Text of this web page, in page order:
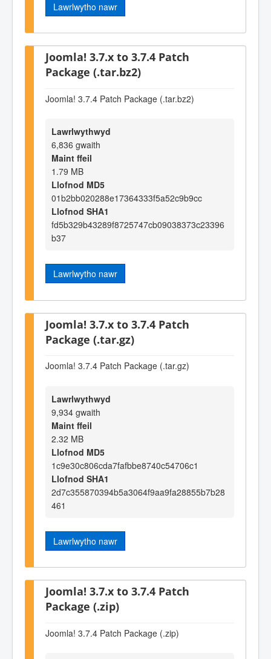
Lawrlwytho nawr
Joomla! 3.7.x to 3.7.4 Patch
Package (.tar.bz2)
Joomla! 3.7.4 Patch Package (.tar.bz2)
Lawrlwythwyd
6,836 gwaith
Maint ffeil
1.79 MB
Llofnod MD5
01b2bb020288e17364333f5a52c9b9cc
Llofnod SHA1
fd5b329b43289f8725747cb09038373c23396
b37
Lawrlwytho nawr
Joomla! 3.7.x to 3.7.4 Patch
Package (.tar.gz)
Joomla! 3.7.4 Patch Package (.tar.gz)
Lawrlwythwyd
9,934 gwaith
Maint ffeil
2.32 MB
Llofnod MD5
1c9e30c806cda7fafbbe8740c54706c1
Llofnod SHA1
2d7c355870394b5a3064f9aa9fa28855b7b28
461
Lawrlwytho nawr
Joomla! 3.7.x to 3.7.4 Patch
Package (.zip)
Joomla! 3.7.4 Patch Package (.zip)